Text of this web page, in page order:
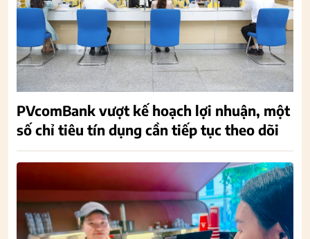
PVcomBank vượt kế hoạch lợi nhuận, một
số chỉ tiêu tín dụng cần tiếp tục theo dõi